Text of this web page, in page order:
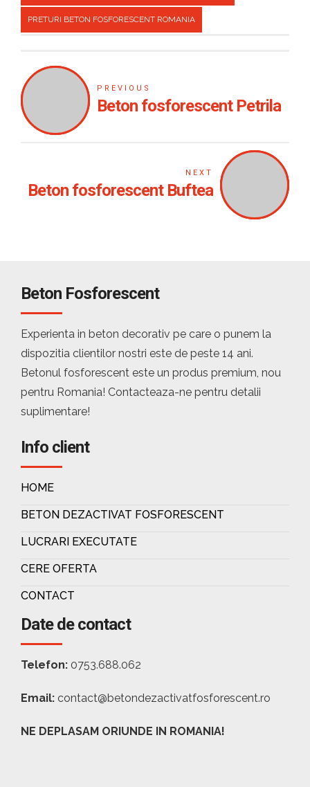
PRETURI BETON FOSFORESCENT ROMANIA
PREVIOUS
Beton fosforescent Petrila
NEXT
Beton fosforescent Buftea
Beton Fosforescent
Experienta in beton decorativ pe care o punem la
dispozitia clientilor nostri este de peste 14 ani.
Betonul fosforescent este un produs premium, nou
pentru Romania! Contacteaza-ne pentru detalii
suplimentare!
Info client
HOME
BETON DEZACTIVAT FOSFORESCENT
LUCRARI EXECUTATE
CERE OFERTA
CONTACT
Date de contact
Telefon: 0753.688.062
Email: contact@betondezactivatfosforescent.ro
NE DEPLASAM ORIUNDE IN ROMANIA!